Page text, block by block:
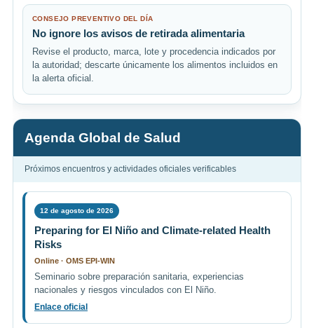
CONSEJO PREVENTIVO DEL DÍA
No ignore los avisos de retirada alimentaria
Revise el producto, marca, lote y procedencia indicados por
la autoridad; descarte únicamente los alimentos incluidos en
la alerta oficial.
Agenda Global de Salud
Próximos encuentros y actividades oficiales verificables
12 de agosto de 2026
Preparing for El Niño and Climate-related Health
Risks
Online · OMS EPI-WIN
Seminario sobre preparación sanitaria, experiencias
nacionales y riesgos vinculados con El Niño.
Enlace oficial